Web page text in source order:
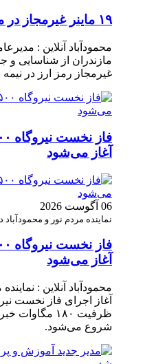
۱۹ ماینر غیرمجاز در مازندران از مدار خارج شد
محمودآباد آنلاین :
غیرمجاز رمز ارز در
آغاز می‌شود
06 آگوست 2026
نماینده مردم نور و
آغاز می‌شود
محمودآباد آنلاین :
ظرفیت ۱۸۰
شروع می‌شود.